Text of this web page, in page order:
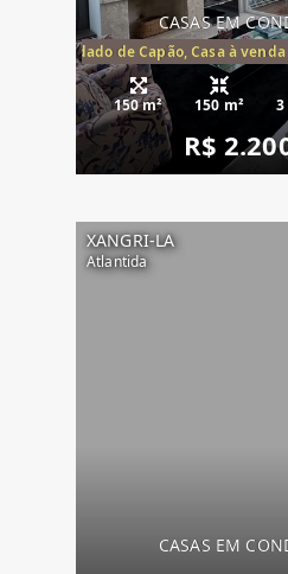
CASAS EM
Condado de Capão, Casa à
150 m² 150 m²
R$
XANGRI-LA
Atlantida
CASAS EM